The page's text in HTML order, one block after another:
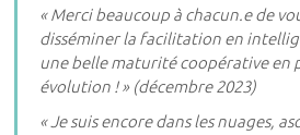
« Merci beaucoup à chacun.e de
disséminer la facilitation en
une belle maturité coopérative en
évolution ! » (décembre 2023)
« Je suis encore dans les nuages,